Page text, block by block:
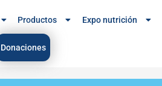
Productos Expo nutrición
Donaciones